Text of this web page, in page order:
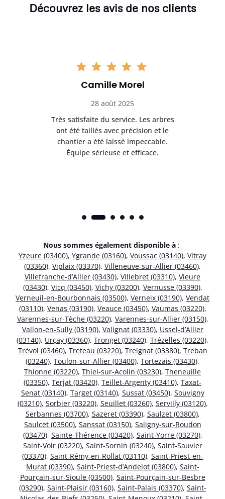
Découvrez les avis de nos clients
Camille Morel
28 août 2025
Très satisfaite du service. Les arbres
ont été taillés avec précision et le
chantier a été laissé impeccable.
Équipe sérieuse et efficace.
Nous sommes également disponible à :
Yzeure (03400), Ygrande (03160), Voussac (03140), Vitray
(03360), Viplaix (03370), Villeneuve-sur-Allier (03460),
Villefranche-d’Allier (03430), Villebret (03310), Vieure
(03430), Vicq (03450), Vichy (03200), Vernusse (03390),
Verneuil-en-Bourbonnais (03500), Verneix (03190), Vendat
(03110), Venas (03190), Veauce (03450), Vaumas (03220),
Varennes-sur-Tèche (03220), Varennes-sur-Allier (03150),
Vallon-en-Sully (03190), Valignat (03330), Ussel-d’Allier
(03140), Urçay (03360), Tronget (03240), Trézelles (03220),
Trévol (03460), Treteau (03220), Treignat (03380), Treban
(03240), Toulon-sur-Allier (03400), Tortezais (03430),
Thionne (03220), Thiel-sur-Acolin (03230), Theneuille
(03350), Terjat (03420), Teillet-Argenty (03410), Taxat-
Senat (03140), Target (03140), Sussat (03450), Souvigny
(03210), Sorbier (03220), Seuillet (03260), Servilly (03120),
Serbannes (03700), Sazeret (03390), Saulzet (03800),
Saulcet (03500), Sanssat (03150), Saligny-sur-Roudon
(03470), Sainte-Thérence (03420), Saint-Yorre (03270),
Saint-Voir (03220), Saint-Sornin (03240), Saint-Sauvier
(03370), Saint-Rémy-en-Rollat (03110), Saint-Priest-en-
Murat (03390), Saint-Priest-d’Andelot (03800), Saint-
Pourçain-sur-Sioule (03500), Saint-Pourçain-sur-Besbre
(03290), Saint-Plaisir (03160), Saint-Palais (03370), Saint-